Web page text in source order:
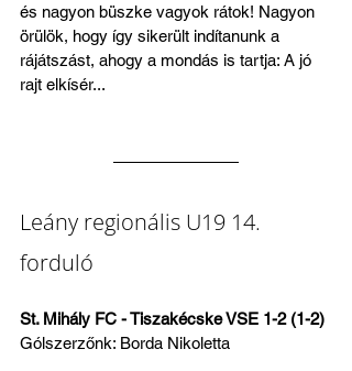
és nagyon büszke vagyok rátok! Nagyon
örülök, hogy így sikerült indítanunk a
rájátszást, ahogy a mondás is tartja: A jó
rajt elkísér...
Leány regionális U19 14.
forduló
St. Mihály FC - Tiszakécske VSE 1-2 (1-2)
Gólszerzőnk: Borda Nikoletta